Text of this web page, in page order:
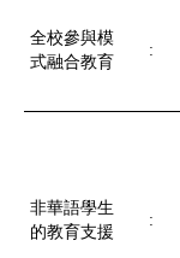
全校參與模
式融合教育
:
非華語學生
的教育支援
: